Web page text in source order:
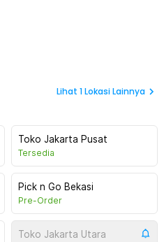
Lihat 1Lokasi Lainnya
Toko Jakarta Pusat
Tersedia
Pick n Go Bekasi
Pre-Order
Toko Jakarta Utara